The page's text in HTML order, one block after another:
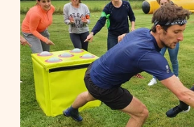
La Ruche
L'Alcove
Le Nid
La Cellule Royale
Le Nectar Bar
Le Pavillon Royal
L'Espace Pollen